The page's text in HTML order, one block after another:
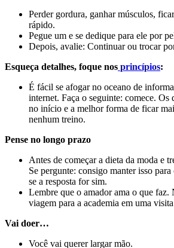
Perder gordura, ganhar músculos,
rápido.
Pegue um e se dedique para ele por
Depois, avalie: Continuar ou trocar
Esqueça detalhes, foque nos princípios:
É fácil se afogar no oceano de
internet. Faça o seguinte: comece. Os
no início e a melhor forma de ficar
nenhum treino.
Pense no longo prazo
Antes de começar a dieta da moda e
Se pergunte: consigo manter isso
se a resposta for sim.
Lembre que o amador ama o que faz.
viagem para a academia em uma
Vai doer…
Você vai querer largar mão.